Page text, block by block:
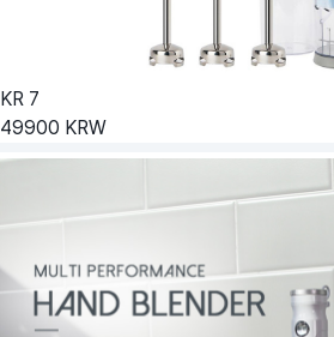
KR 7
49900 KRW